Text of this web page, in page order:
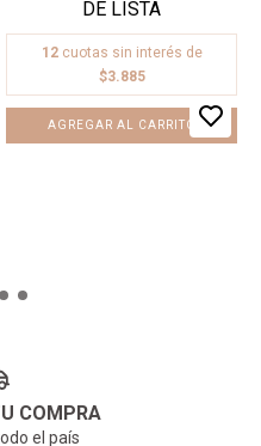
12 cuotas sin interés de
$3.885
COMPRA
el país